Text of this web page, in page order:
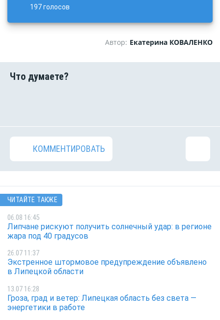
197 голосов
Автор: Екатерина КОВАЛЕНКО
КОММЕНТИРОВАТЬ
ЧИТАЙТЕ ТАКЖЕ
06.08 16:45
Липчане рискуют получить солнечный удар: в регионе
жара под 40 градусов
26.07 11:37
Экстренное штормовое предупреждение объявлено
в Липецкой области
13.07 16:28
Гроза, град и ветер: Липецкая область без света —
энергетики в работе